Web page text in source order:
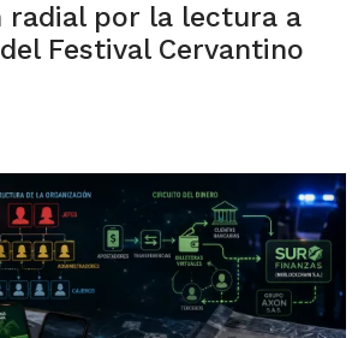
radial por la lectura a
Festival Cervantino